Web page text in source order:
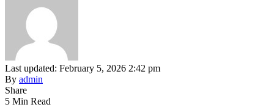
Last updated: February 5, 2026 2:42 pm
By admin
Share
5 Min Read